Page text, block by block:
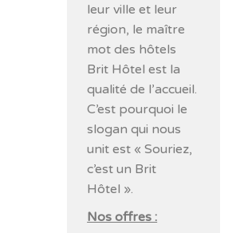
leur ville et leur
région, le maître
mot des hôtels
Brit Hôtel est la
qualité de l’accueil.
C’est pourquoi le
slogan qui nous
unit est « Souriez,
c’est un Brit
Hôtel ».
Nos offres :